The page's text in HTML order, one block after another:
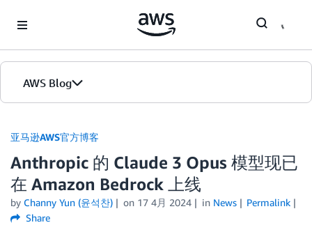
AWS Blog
首页
版本
亚马逊AWS官方博客
Anthropic 的 Claude 3 Opus 模型现已
在 Amazon Bedrock 上线
by Channy Yun (윤석찬) on 17 4月 2024 in News
Permalink
Share